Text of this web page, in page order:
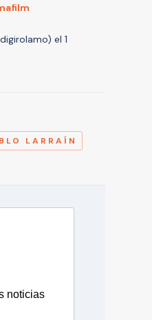
el 1
LARRAÍN
noticias